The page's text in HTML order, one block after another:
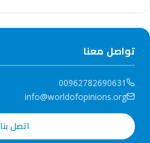
تواصل معنا
00962782690631
info@worldofopinions.org
اتصل بنا